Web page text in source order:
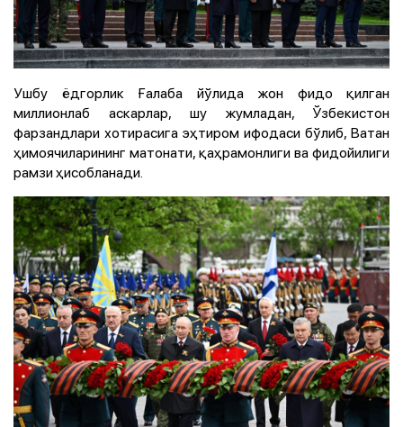
Ушбу ёдгорлик Ғалаба йўлида жон фидо қилган
миллионлаб аскарлар, шу жумладан, Ўзбекистон
фарзандлари хотирасига эҳтиром ифодаси бўлиб, Ватан
ҳимоячиларининг матонати, қаҳрамонлиги ва фидойилиги
рамзи ҳисобланади.